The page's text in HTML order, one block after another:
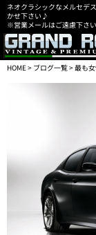
ネオクラシックなメルセデ
かせ下さい♪
※営業メールはご遠慮下さい
HOME> ブログ一覧> 最も